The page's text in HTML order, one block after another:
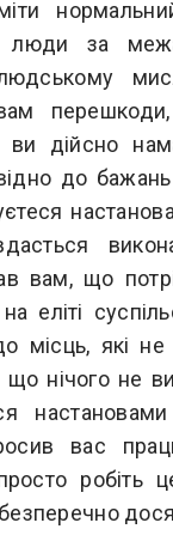
люди за
дійсно
до
вам, що
еліті
місць, які
що нічого не
вас
просто робіть